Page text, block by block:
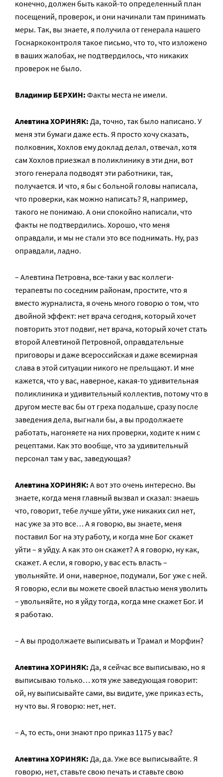
конечно, должен быть какой-то определенный план
посещений, проверок, и они начинали там принимать
меры. Так, вы знаете, я получила от генерала нашего
Госнаркоконтроля такое письмо, что то, что изложено
в ваших жалобах, не подтвердилось, что никаких
проверок не было.
Владимир БЕРХИН: Факты места не имели.
Алевтина ХОРИНЯК: Да, точно, так было написано. У
меня эти бумаги даже есть. Я просто хочу сказать,
полковник, Хохлов ему доклад делал, отвечал, хотя
сам Хохлов приезжал в поликлинику в эти дни, вот
этого генерала подводят эти работники, так,
получается. И что, я бы с больной головы написала,
что проверки, как можно написать? Я, например,
такого не понимаю. А они спокойно написали, что
факты не подтвердились. Хорошо, что меня
оправдали, и мы не стали это все поднимать. Ну, раз
оправдали, ладно.
– Алевтина Петровна, все-таки у вас коллеги-
терапевты по соседним районам, простите, что я
вместо журналиста, я очень много говорю о том, что
двойной эффект: нет врача сегодня, который хочет
повторить этот подвиг, нет врача, который хочет стать
второй Алевтиной Петровной, оправдательные
приговоры и даже всероссийская и даже всемирная
слава в этой ситуации никого не прельщают. И мне
кажется, что у вас, наверное, какая-то удивительная
поликлиника и удивительный коллектив, потому что в
другом месте вас бы от греха подальше, сразу после
заведения дела, выгнали бы, а вы продолжаете
работать, нагоняете на них проверки, ходите к ним с
рецептами. Как это вообще, что за удивительный
персонал там у вас, заведующая?
Алевтина ХОРИНЯК: А вот это очень интересно. Вы
знаете, когда меня главный вызвал и сказал: знаешь
что, говорит, тебе лучше уйти, уже никаких сил нет,
нас уже за это все… А я говорю, вы знаете, меня
поставил Бог на эту работу, и когда мне Бог скажет
уйти – я уйду. А как это он скажет? А я говорю, ну как,
скажет. А если, я говорю, у вас есть власть –
увольняйте. И они, наверное, подумали, Бог уже с ней.
Я говорю, если вы можете своей властью меня уволить
– увольняйте, но я уйду тогда, когда мне скажет Бог. И
я работаю.
– А вы продолжаете выписывать и Трамал и Морфин?
Алевтина ХОРИНЯК: Да, я сейчас все выписываю, но я
выписываю только… хотя уже заведующая говорит:
ой, ну выписывайте сами, вы видите, уже приказ есть,
ну что вы. Я говорю: нет, нет.
– А, то есть, они знают про приказ 1175 у вас?
Алевтина ХОРИНЯК: Да, да. Уже все выписывайте. Я
говорю, нет, ставьте свою печать и ставьте свою